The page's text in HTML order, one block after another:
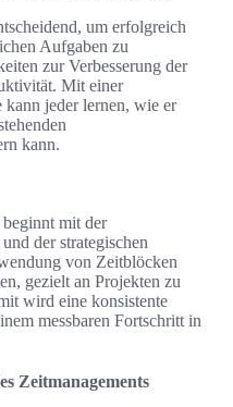
um erfolgreich
Aufgaben zu
zur Verbesserung der
Mit einer
kann jeder lernen, wie er
kann.
mit der
der strategischen
von Zeitblöcken
gezielt an Projekten zu
wird eine konsistente
messbaren Fortschritt in
Zeitmanagements